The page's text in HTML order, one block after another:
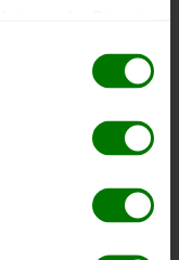
412,00 €